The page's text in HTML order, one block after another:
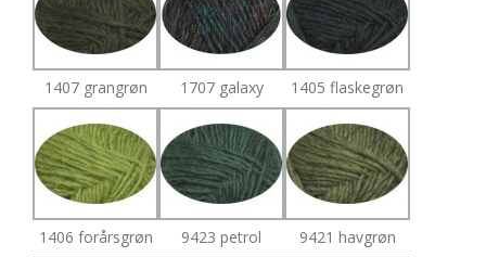
1407 grangrøn 1707 galaxy 1405 flaskegrøn
1406 forårsgrøn 9423 petrol 9421 havgrøn